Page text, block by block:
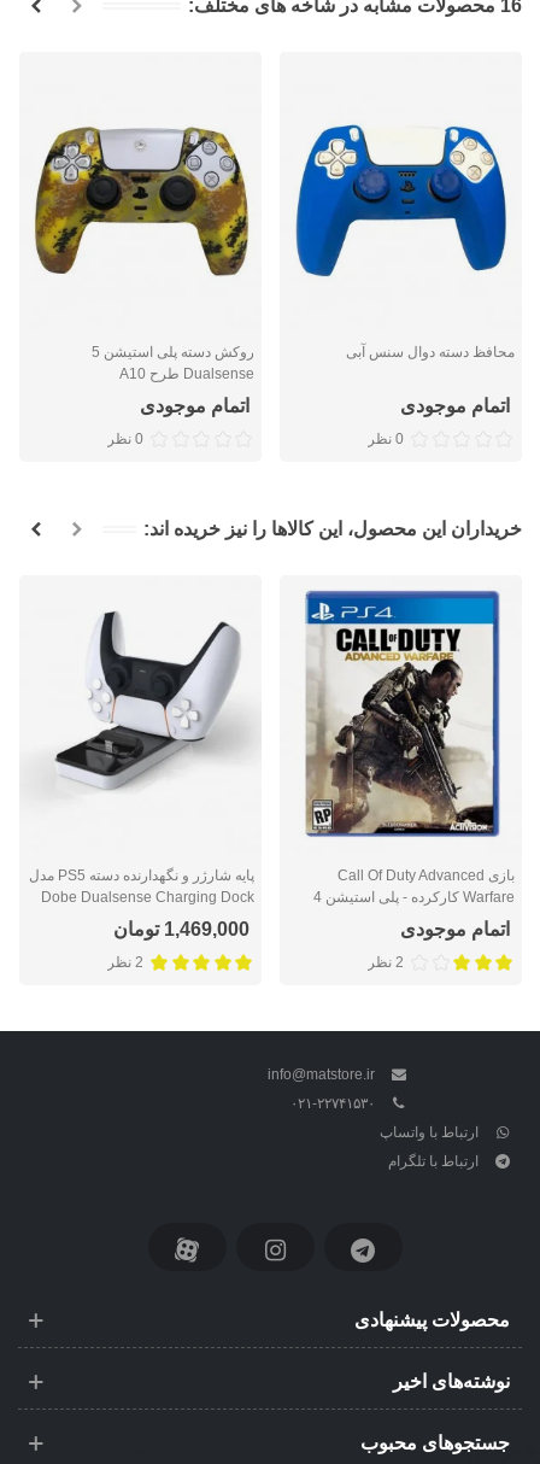
16 محصولات مشابه در شاخه های مختلف:
محافظ دسته دوال سنس آبی
اتمام موجودی
0 نظر
روکش دسته پلی استیشن 5
Dualsense طرح A10
اتمام موجودی
0 نظر
خریداران این محصول، این کالاها را نیز خریده اند:
بازی Call Of Duty Advanced
Warfare کارکرده - پلی استیشن 4
اتمام موجودی
2 نظر
پایه شارژر و نگهدارنده دسته PS5 مدل
Dobe Dualsense Charging Dock
TP5-0504
1,469,000 تومان
2 نظر
info@matstore.ir
۰۲۱-۲۲۷۴۱۵۳۰
ارتباط با واتساپ
ارتباط با تلگرام
محصولات پیشنهادی
نوشته‌های اخیر
جستجوهای محبوب